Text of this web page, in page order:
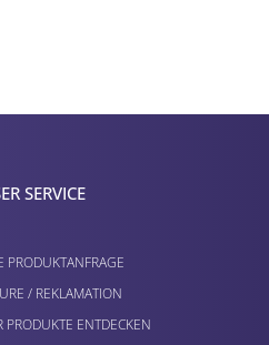
SERVICE
PRODUKTANFRAGE
/ REKLAMATION
PRODUKTE ENTDECKEN